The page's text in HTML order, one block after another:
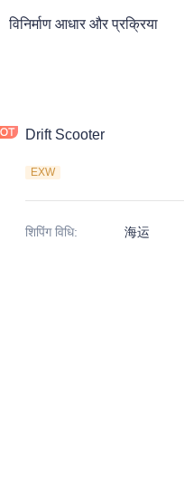
विनिर्माण आधार और प्रक्रिया
Drift Scooter
EXW
शिपिंग विधि: 海运